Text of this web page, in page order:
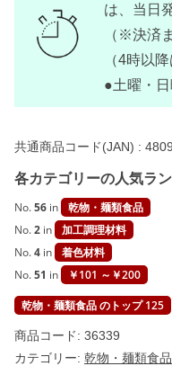
ウ
ベ
味
ッ
2
g
【
A
N
】
は、当日
（※決済
（4時以
●土曜・
共通商品コード(JAN) :
各カテゴリーの人気ラ
No.56 in
乾物・麺類食品
No.2 in
加工調理材料
No.4 in
着色材料
No.51 in
￥101 ～￥200
乾物・麺類食品 のトップ 125
商品コード: 36339
カテゴリー: 乾物・麺類食品